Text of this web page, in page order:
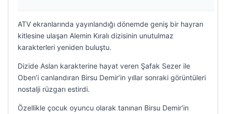
ATV ekranlarında yayınlandığı dönemde geniş bir hayran
kitlesine ulaşan Alemin Kıralı dizisinin unutulmaz
karakterleri yeniden buluştu.
Dizide Aslan karakterine hayat veren Şafak Sezer ile
Oben’i canlandıran Birsu Demir’in yıllar sonraki görüntüleri
nostalji rüzgarı estirdi.
Özellikle çocuk oyuncu olarak tanınan Birsu Demir’in